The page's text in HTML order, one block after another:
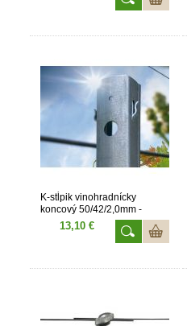
K-stĺpik vinohradnícky
koncový 50/42/2,0mm -
2700mm13,10 €